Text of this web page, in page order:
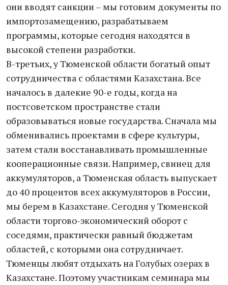
они вводят санкции – мы готовим документы по
импортозамещению, разрабатываем
программы, которые сегодня находятся в
высокой степени разработки.
В-третьих, у Тюменской области богатый опыт
сотрудничества с областями Казахстана. Все
началось в далекие 90-е годы, когда на
постсоветском пространстве стали
образовываться новые государства. Сначала мы
обменивались проектами в сфере культуры,
затем стали восстанавливать промышленные
кооперационные связи. Например, свинец для
аккумуляторов, а Тюменская область выпускает
до 40 процентов всех аккумуляторов в России,
мы берем в Казахстане. Сегодня у Тюменской
области торгово-экономический оборот с
соседями, практически равный бюджетам
областей, с которыми она сотрудничает.
Тюменцы любят отдыхать на Голубых озерах в
Казахстане. Поэтому участникам семинара мы